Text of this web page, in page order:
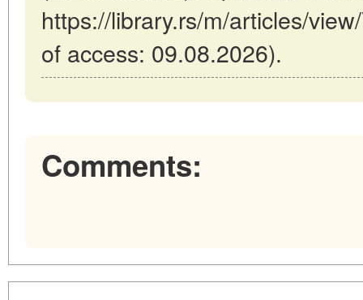
https://library.rs/m/articles/
of access: 09.08.2026).
Comments: